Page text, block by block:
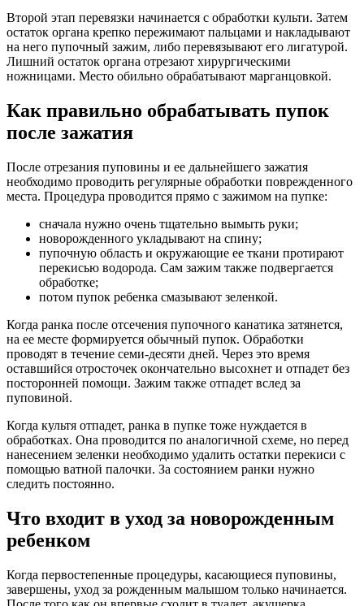
Второй этап перевязки начинается с обработки культи. Затем
остаток органа крепко пережимают пальцами и накладывают
на него пупочный зажим, либо перевязывают его лигатурой.
Лишний остаток органа отрезают хирургическими
ножницами. Место обильно обрабатывают марганцовкой.
Как правильно обрабатывать пупок
после зажатия
После отрезания пуповины и ее дальнейшего зажатия
необходимо проводить регулярные обработки поврежденного
места. Процедура проводится прямо с зажимом на пупке:
сначала нужно очень тщательно вымыть руки;
новорожденного укладывают на спину;
пупочную область и окружающие ее ткани протирают
перекисью водорода. Сам зажим также подвергается
обработке;
потом пупок ребенка смазывают зеленкой.
Когда ранка после отсечения пупочного канатика затянется,
на ее месте формируется обычный пупок. Обработки
проводят в течение семи-десяти дней. Через это время
оставшийся отросточек окончательно высохнет и отпадет без
посторонней помощи. Зажим также отпадет вслед за
пуповиной.
Когда культя отпадет, ранка в пупке тоже нуждается в
обработках. Она проводится по аналогичной схеме, но перед
нанесением зеленки необходимо удалить остатки перекиси с
помощью ватной палочки. За состоянием ранки нужно
следить постоянно.
Что входит в уход за новорожденным
ребенком
Когда первостепенные процедуры, касающиеся пуповины,
завершены, уход за рожденным малышом только начинается.